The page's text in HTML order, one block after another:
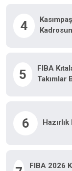
4
5
FIBA
Takımlar
6
FIBA 2026